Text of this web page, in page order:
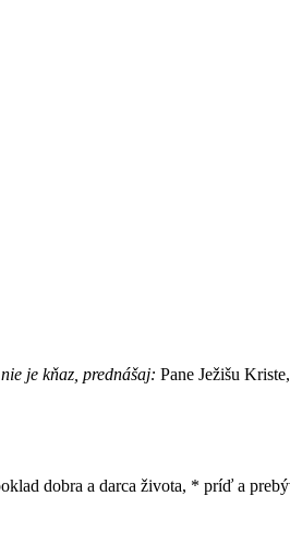
je kňaz, prednášaj: Pane Ježišu
dobra a darca života, * príď a